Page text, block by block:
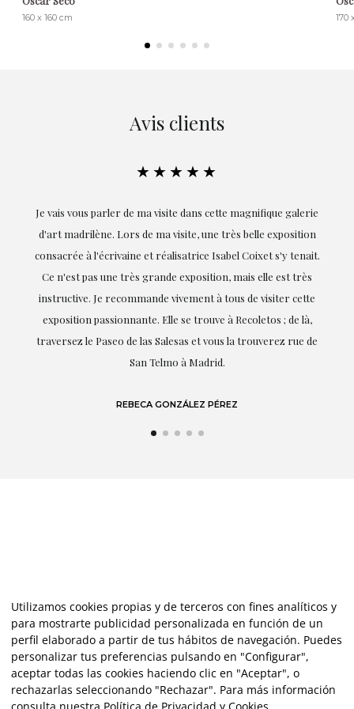
160 x 160 cm 170
Avis clients
★★★★★
Je vais vous parler de ma visite dans cette magnifique galerie
d'art madrilène. Lors de ma visite, une très belle exposition
consacrée à l'écrivaine et réalisatrice Isabel Coixet s'y tenait.
Ce n'est pas une très grande exposition, mais elle est très
instructive. Je recommande vivement à tous de visiter cette
exposition passionnante. Elle se trouve à Recoletos ; de là,
traversez le Paseo de las Salesas et vous la trouverez rue de
San Telmo à Madrid.
REBECA GONZÁLEZ PÉREZ
Utilizamos cookies propias y de terceros con fines analíticos y
para mostrarte publicidad personalizada en función de un
perfil elaborado a partir de tus hábitos de navegación. Puedes
personalizar tus preferencias pulsando en "Configurar",
aceptar todas las cookies haciendo clic en "Aceptar", o
rechazarlas seleccionando "Rechazar". Para más información